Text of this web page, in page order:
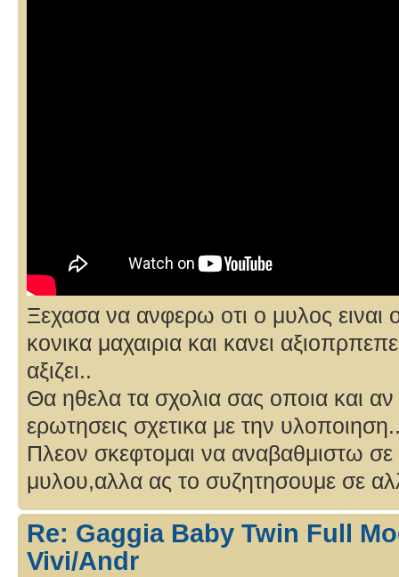
Ξεχασα να ανφερω οτι ο μυλος
κονικα μαχαιρια και κανει
αξιζει..
Θα ηθελα τα σχολια σας οποια και αν
ερωτησεις σχετικα με την
Πλεον σκεφτομαι να αναβαθμιστω σε
μυλου,αλλα ας το συζητησουμε σε
Re: Gaggia Baby Twin Full
Vivi/Andr